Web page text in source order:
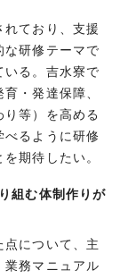
ており、支援
な研修テーマで
いる。吉水寮で
・発達保障、
等）を高める
べるように研修
期待したい。
組む体制作りが
について、主
業務マニュアル